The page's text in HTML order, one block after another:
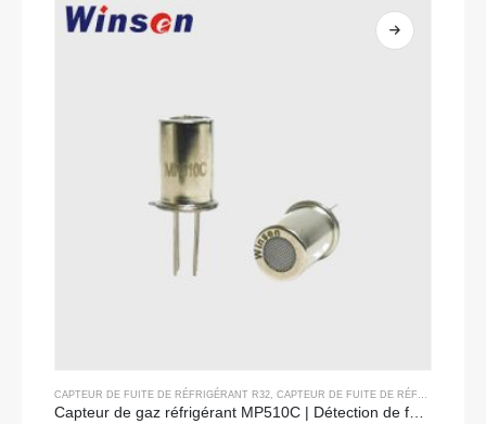
CAPTEUR DE FUITE DE RÉFRIGÉRANT R32 CAPTEUR DE FUITE DE RÉFRIGÉRANT R134A